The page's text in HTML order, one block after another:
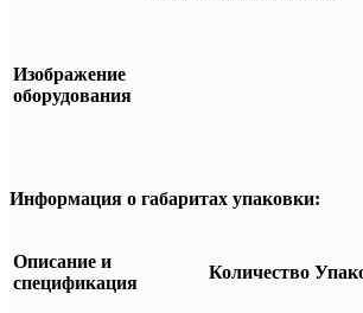
Изображение
оборудования
Информация о габаритах упаковки:
Описание и
спецификация
Количество